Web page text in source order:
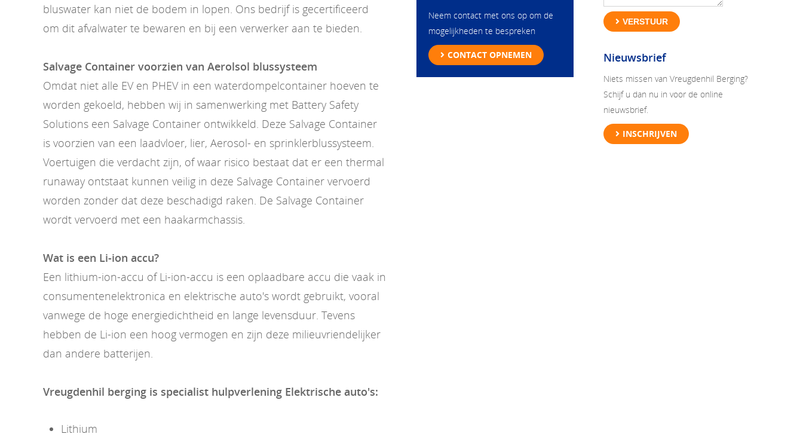
bluswater kan niet de bodem in lopen. Ons bedrijf is gecertificeerd
om dit afvalwater te bewaren en bij een verwerker aan te bieden.
Salvage Container voorzien van Aerolsol blussysteem
Omdat niet alle EV en PHEV in een waterdompelcontainer hoeven te
worden gekoeld, hebben wij in samenwerking met Battery Safety
Solutions een Salvage Container ontwikkeld. Deze Salvage Container
is voorzien van een laadvloer, lier, Aerosol- en sprinklerblussysteem.
Voertuigen die verdacht zijn, of waar risico bestaat dat er een thermal
runaway ontstaat kunnen veilig in deze Salvage Container vervoerd
worden zonder dat deze beschadigd raken. De Salvage Container
wordt vervoerd met een haakarmchassis.
Wat is een Li-ion accu?
Een lithium-ion-accu of Li-ion-accu is een oplaadbare accu die vaak in
consumentenelektronica en elektrische auto's wordt gebruikt, vooral
vanwege de hoge energiedichtheid en lange levensduur. Tevens
hebben de Li-ion een hoog vermogen en zijn deze milieuvriendelijker
dan andere batterijen.
Vreugdenhil berging is specialist hulpverlening Elektrische auto's:
Lithium
Neem contact met ons op om de
mogelijkheden te bespreken
CONTACT OPNEMEN
VERSTUUR
Nieuwsbrief
Niets missen van Vreugdenhil Berging?
Schijf u dan nu in voor de online
nieuwsbrief.
INSCHRIJVEN